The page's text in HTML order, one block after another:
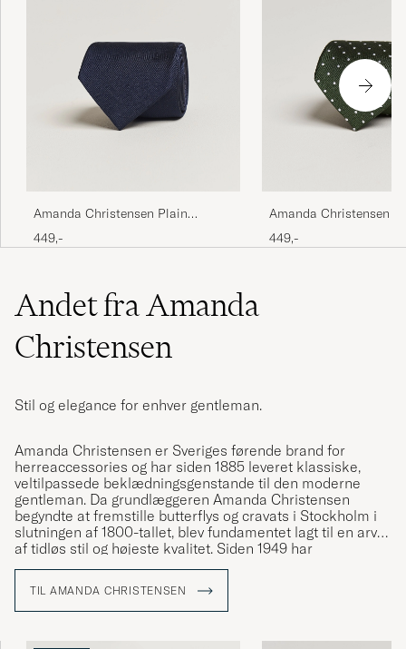
Amanda Christensen Plain
Classic Tie 8 cm Navy
449,-
Amanda Christensen
Tie 8 cm Green/White
449,-
Andet fra Amanda
Christensen
Stil og elegance for enhver gentleman.
Amanda Christensen er Sveriges førende brand for
herreaccessories og har siden 1885 leveret klassiske,
veltilpassede beklædningsgenstande til den moderne
gentleman. Da grundlæggeren Amanda Christensen
begyndte at fremstille butterflys og cravats i Stockholm i
slutningen af 1800-tallet, blev fundamentet lagt til en arv
af tidløs stil og højeste kvalitet. Siden 1949 har
virksomheden været kongelig hofleverandør og tilbyder i
manchetknapper – detaljer der forstærker
personligheden og stilen hos bevidste mænd verden over.
TIL AMANDA CHRISTENSEN